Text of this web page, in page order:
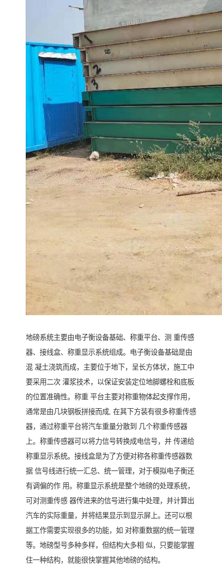
地磅系统主要由电子衡设备基础、称重平台、测 重传感
器、接线盒、称重显示系统组成。电子衡设备基础是由
混 凝土浇筑而成，主要位于地下，呈长方体状，施工中
要采用二次 灌浆技术，以保证安装定位地脚螺栓和底板
的位置准确性。称重 平台主要对称重物体起支撑作用，
通常是由几块钢板拼接而成, 在其下方装有很多称重传感
器，通过称重平台将汽车重量分散到 几个称重传感器
上。称重传感器可以将力信号转换成电信号，并 传递给
称重显示系统。接线盒是为了方便对称各称重传感器数
据 信号线进行统一汇总、统一管理，对于模拟电子衡还
有调偏的作 用。称重显示系统是整个地磅的处理系统，
可对测重传感 器传进来的信号进行集中处理，并计算出
汽车的实际重量，并将结果显示到显示屏上。还可以根
据工作需要实现很多的功能，如 对称重数据的统一管理
等。地磅型号多种多样，但结构大多相 似，只要能掌握
住一种结构，就能很快掌握其他地磅的结构。